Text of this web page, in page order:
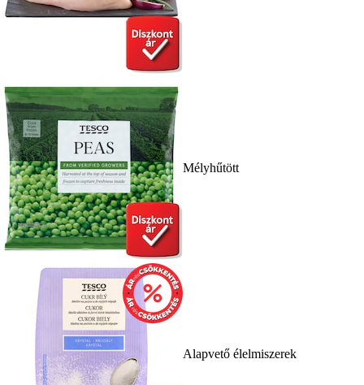
Mélyhűtött
Alapvető élelmiszerek